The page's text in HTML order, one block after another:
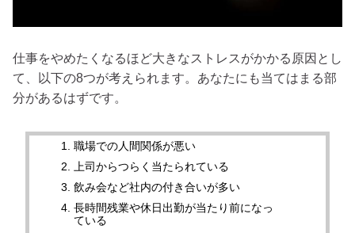
仕事をやめたくなるほど大きなストレスがかかる原因とし
て、以下の8つが考えられます。あなたにも当てはまる部
分があるはずです。
職場での人間関係が悪い
上司からつらく当たられている
飲み会など社内の付き合いが多い
長時間残業や休日出勤が当たり前になっ
ている